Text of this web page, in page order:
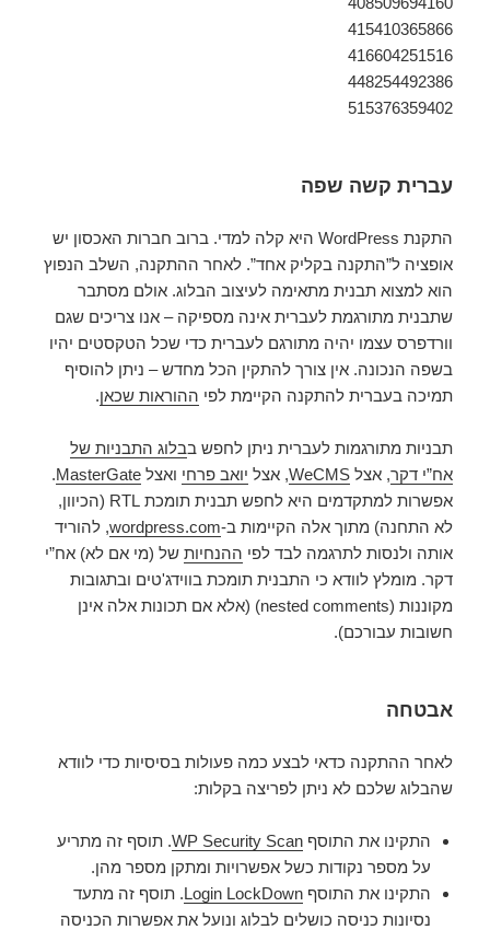
415410365866
416604251516
448254492386
515376359402
עברית קשה שפה
התקנת WordPress היא קלה למדי. ברוב חברות האכסון יש
אופציה ל”התקנה בקליק אחד”. לאחר ההתקנה, השלב הנפוץ
הוא למצוא תבנית מתאימה לעיצוב הבלוג. אולם מסתבר
שתבנית מתורגמת לעברית אינה מספיקה – אנו צריכים שגם
וורדפרס עצמו יהיה מתורגם לעברית כדי שכל הטקסטים יהיו
בשפה הנכונה. אין צורך להתקין הכל מחדש – ניתן להוסיף
תמיכה בעברית להתקנה הקיימת לפי ההוראות שכאן.
תבניות מתורגמות לעברית ניתן לחפש בבלוג התבניות של
אח”י דקר, אצלWeCMS, אצל יואב פרחי ואצלMasterGate
.
אפשרות למתקדמים היא לחפש תבנית תומכת RTL (הכיוון,
לא התחנה) מתוך אלה הקיימות ב-wordpress.com, להוריד
אותה ולנסות לתרגמה לבד לפי ההנחיות של (מי אם לא) אח”י
דקר. מומלץ לוודא כי התבנית תומכת בווידג'טים ובתגובות
מקוננות (nested comments) (אלא אם תכונות אלה אינן
חשובות עבורכם).
אבטחה
לאחר ההתקנה כדאי לבצע כמה פעולות בסיסיות כדי לוודא
שהבלוג שלכם לא ניתן לפריצה בקלות:
התקינו את התוסףWP Security Scan. תוסף זה מתריע
על מספר נקודות כשל אפשרויות ומתקן מספר מהן.
התקינו את התוסףLogin LockDown. תוסף זה מתעד
נסיונות כניסה כושלים לבלוג ונועל את אפשרות הכניסה